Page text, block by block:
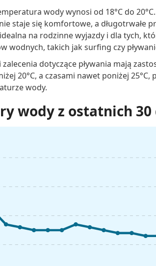
wody wynosi od 18°C do
staje się komfortowe, a długotrwałe
na rodzinne wyjazdy i dla tych,
wodnych, takich jak surfing czy
dotyczące pływania mają
20°C, a czasami nawet poniżej 25°C,
wody.
wody z ostatnich 30